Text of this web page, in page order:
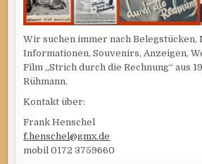
Wir suchen immer nach Belegstücken,
Informationen, Souvenirs, Anzeigen,
Film „Strich durch die Rechnung“ aus
Rühmann.
Kontakt über:
Frank Henschel
f.henschel@gmx.de
mobil 0172 3759660